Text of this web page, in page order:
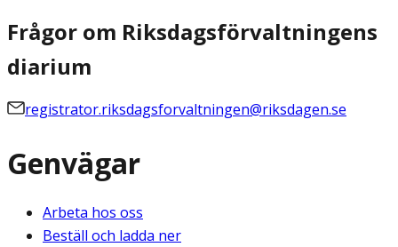
Frågor om Riksdagsförvaltningens
diarium
registrator.riksdagsforvaltningen@riksdagen.se
Genvägar
Arbeta hos oss
Beställ och ladda ner